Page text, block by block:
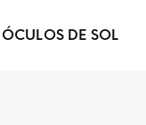
ÓCULOS DE SOL